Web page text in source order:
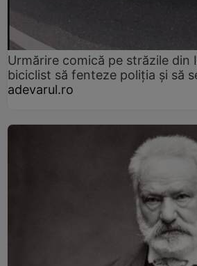
Urmărire comică pe străzile din
biciclist să fenteze poliția și să
adevarul.ro